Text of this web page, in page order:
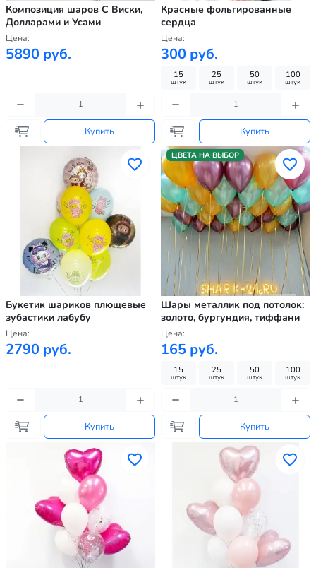
Композиция шаров С Виски,
Долларами и Усами
Цена:
5890 руб.
Купить
Красные фольгированные
сердца
Цена:
300 руб.
15
штук
25
штук
50
штук
100
штук
Купить
Букетик шариков плющевые
зубастики лабубу
Цена:
2790 руб.
Купить
ЦВЕТА НА ВЫБОР
Шары металлик под потолок:
золото, бургундия, тиффани
Цена:
165 руб.
15
штук
25
штук
50
штук
100
штук
Купить